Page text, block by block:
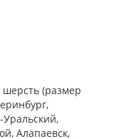
(размер
Алапаевск,